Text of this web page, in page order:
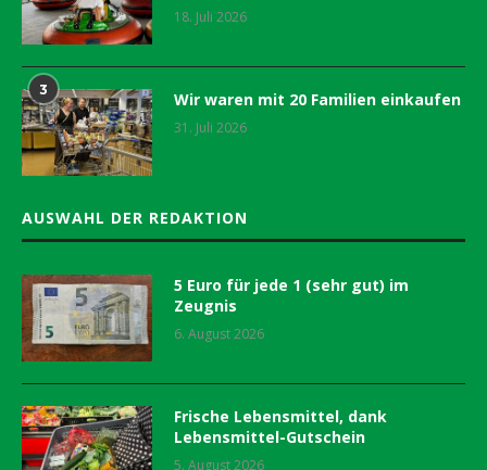
18. Juli 2026
3 Wir waren mit 20 Familien einkaufen
31. Juli 2026
AUSWAHL DER REDAKTION
5 Euro für jede 1 (sehr gut) im
Zeugnis
6. August 2026
Frische Lebensmittel, dank
Lebensmittel-Gutschein
5. August 2026